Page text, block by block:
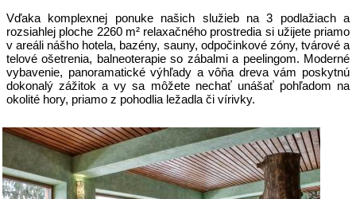
Vďaka komplexnej ponuke našich služieb na 3 podlažiach a
rozsiahlej ploche 2260 m² relaxačného prostredia si užijete priamo
v areáli nášho hotela, bazény, sauny, odpočinkové zóny, tvárové a
telové ošetrenia, balneoterapie so zábalmi a peelingom. Moderné
vybavenie, panoramatické výhľady a vôňa dreva vám poskytnú
dokonalý zážitok a vy sa môžete nechať unášať pohľadom na
okolité hory, priamo z pohodlia ležadla či vírivky.